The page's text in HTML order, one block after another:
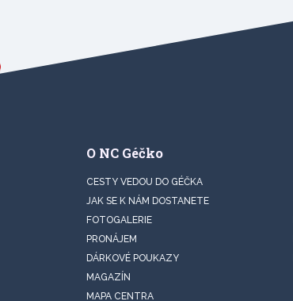
O NC Géčko
CESTY VEDOU DO GÉČKA
JAK SE K NÁM DOSTANETE
FOTOGALERIE
PRONÁJEM
DÁRKOVÉ POUKAZY
MAGAZÍN
MAPA CENTRA